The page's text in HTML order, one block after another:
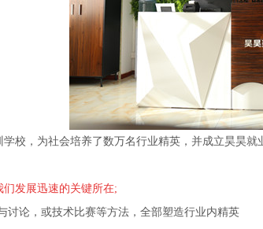
校，为社会培养了数万名行业精英，并成立昊昊
发展迅速的关键所在;
讨论，或技术比赛等方法，全部塑造行业内精英